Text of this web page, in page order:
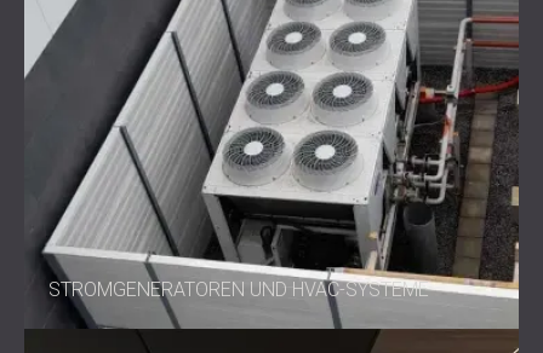
STROMGENERATOREN UND HVAC-SYSTEME